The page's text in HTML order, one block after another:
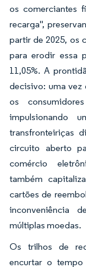
os comerciantes
recarga",
partir de 2025, os
para erodir essa
11,05%. A
decisivo: uma vez
os
impulsionando
transfronteiriças
circuito aberto
comércio
também
cartões de
inconveniência
múltiplas moedas.
Os trilhos de
encurtar o tempo